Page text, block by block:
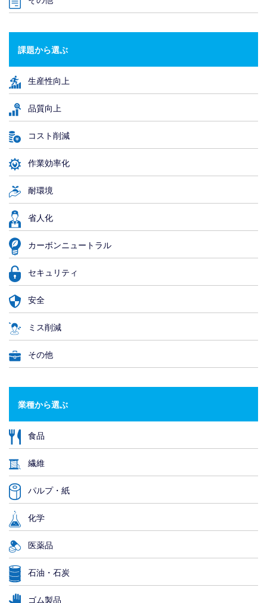
課題から選ぶ
生産性向上
品質向上
コスト削減
作業効率化
耐環境
省人化
カーボンニュートラル
セキュリティ
安全
ミス削減
その他
業種から選ぶ
食品
繊維
パルプ・紙
化学
医薬品
石油・石炭
ゴム製品